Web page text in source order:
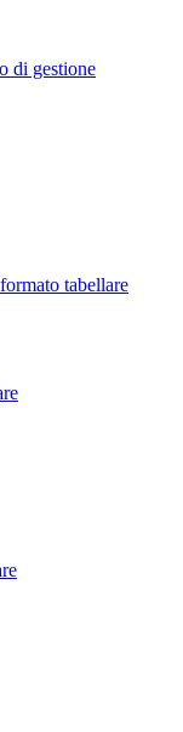
di gestione
tabellare